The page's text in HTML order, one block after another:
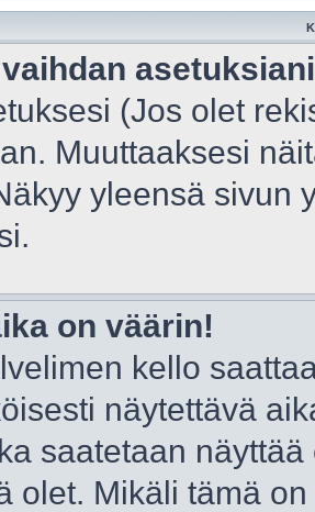
(Jos olet
Muuttaaksesi
yleensä sivun
on väärin!
kello
näytettävä
saatetaan
olet. Mikäli tämä